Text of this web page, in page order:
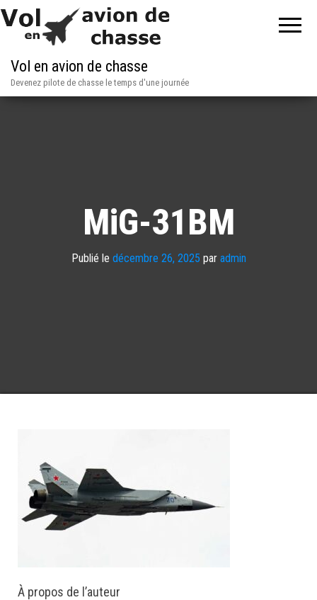
Vol en avion de chasse
Devenez pilote de chasse le temps d'une journée
MiG-31BM
Publié le décembre 26, 2025 par admin
À propos de l’auteur